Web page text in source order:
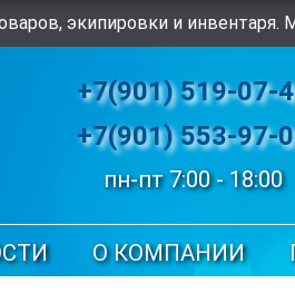
экипировки и инвентаря.
+7(901) 519-07-
+7(901) 553-97-
пн-пт 7:00 - 18:00
О КОМПАНИИ